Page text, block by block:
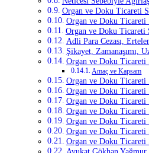
Organ ve Doku Ticareti
Organ ve Doku
Organ ve Doku Ticareti
Adli Para Cezası,
Şikayet, Zamanaşımı,
Organ ve Doku Ticareti
Amaç ve Kapsam
Organ ve Doku
Organ ve Doku Ticareti
Organ ve Doku
Organ ve Doku Ticareti
Organ ve Doku Ticareti
Organ ve Doku Ticareti
Organ ve Doku